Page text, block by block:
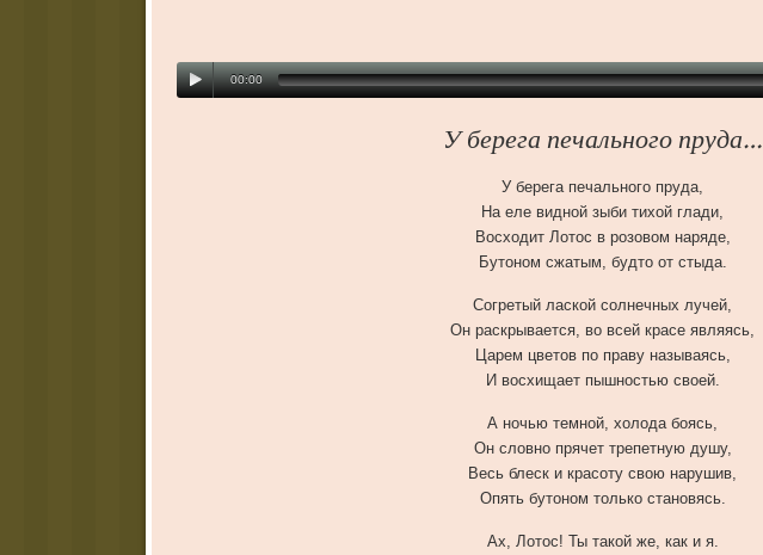
00:00
У берега печального пруда…
У берега печального пруда,
На еле видной зыби тихой глади,
Восходит Лотос в розовом наряде,
Бутоном сжатым, будто от стыда.
Согретый лаской солнечных лучей,
Он раскрывается, во всей красе являясь,
Царем цветов по праву называясь,
И восхищает пышностью своей.
А ночью темной, холода боясь,
Он словно прячет трепетную душу,
Весь блеск и красоту свою нарушив,
Опять бутоном только становясь.
Ах, Лотос! Ты такой же, как и я.